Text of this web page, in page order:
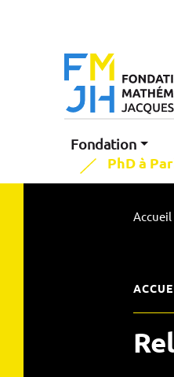
Fondation
PhD à
Accueil